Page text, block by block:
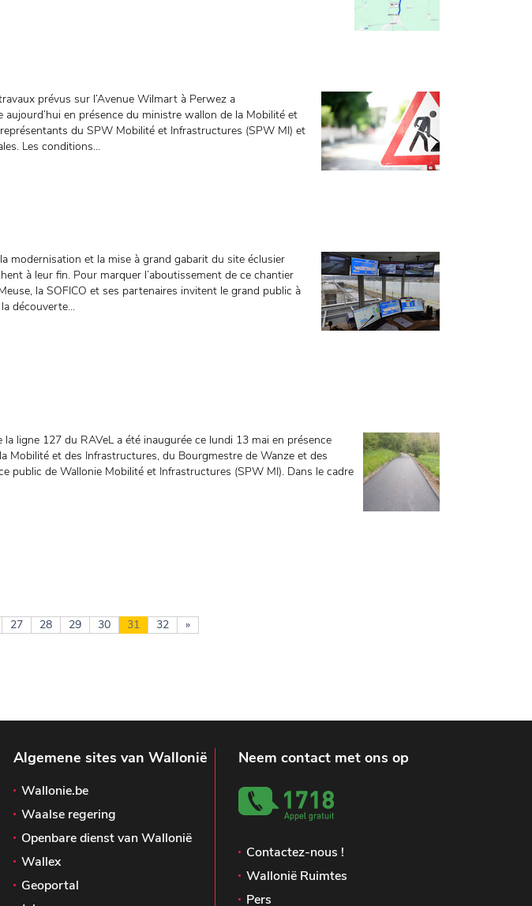
prévus sur l’Avenue Wilmart à Perwez a
aujourd’hui en présence du ministre wallon de la Mobilité et
du SPW Mobilité et Infrastructures (SPW MI) et
Les conditions...
la modernisation et la mise à grand gabarit du site éclusier
à leur fin. Pour marquer l’aboutissement de ce chantier
la SOFICO et ses partenaires invitent le grand public à
découverte...
ligne 127 du RAVeL a été inaugurée ce lundi 13 mai en présence
Mobilité et des Infrastructures, du Bourgmestre de Wanze et des
public de Wallonie Mobilité et Infrastructures (SPW MI). Dans le cadre
27 28 29 30 31 32 »
Algemene sites van Wallonië
Wallonie.be
Waalse regering
Openbare dienst van Wallonië
Wallex
Geoportal
Neem contact met ons op
Contactez-nous !
Wallonië Ruimtes
Pers